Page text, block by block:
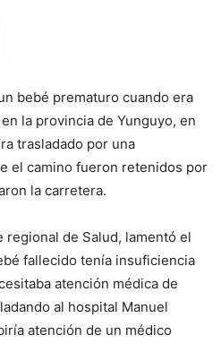
bebé prematuro cuando era
la provincia de Yunguyo, en
trasladado por una
el camino fueron retenidos por
la carretera.
regional de Salud, lamentó el
fallecido tenía insuficiencia
atención médica de
al hospital Manuel
atención de un médico